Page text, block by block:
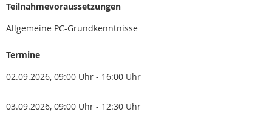
Teilnahmevoraussetzungen
Allgemeine PC-Grundkenntnisse
Termine
02.09.2026, 09:00 Uhr - 16:00 Uhr
03.09.2026, 09:00 Uhr - 12:30 Uhr